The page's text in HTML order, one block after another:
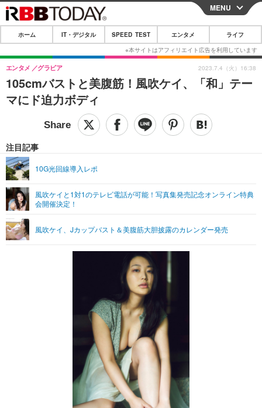
CLOSE
ホーム
IT・デジタル
IT・デジタルTOP スマートフォン
ショッピング その他
SPEED TEST
エンタメTOP 映画・ドラマ
グラビア
ショッピング その他
ライフTOP
その他
リリース一覧
プッシュ通知の停止方法
MENU
ホーム IT・デジタル SPEED TEST エンタメ ライフ
105cmバストと美腹筋！風吹ケイ、「和」テー
マにド迫力ボディ
エンタメ グラビア
注目記事
10G光回線導入レポ
風吹ケイと1対1のテレビ電話が可能！写真集発売記念オンライン特典
会開催決定！
風吹ケイ、Jカップバスト＆美腹筋大胆披露のカレンダー発売
2023.7.4（火）16:38